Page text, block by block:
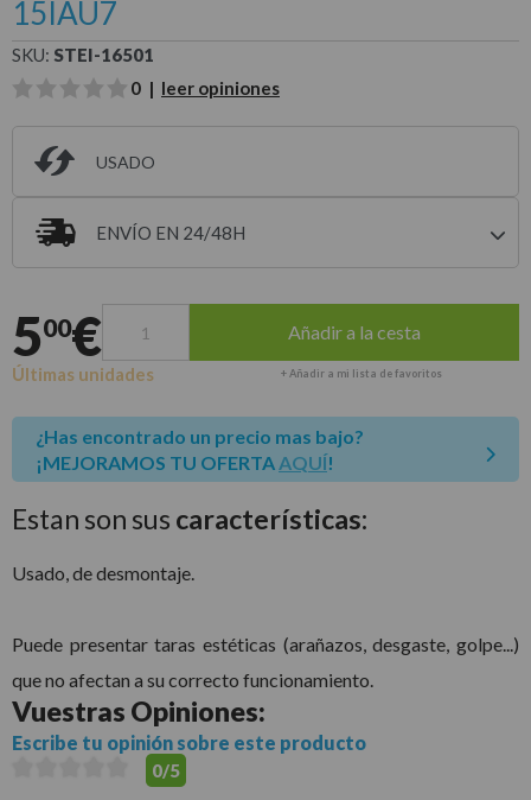
15IAU7
SKU: STEI-16501
0 | leer opiniones
USADO
ENVÍO EN 24/48H
500€ Añadir a la cesta
Últimas unidades + Añadir a mi lista de favoritos
¿Has encontrado un precio mas bajo?
¡MEJORAMOS TU OFERTA AQUÍ!
Estan son sus características:
Usado, de desmontaje.
Puede presentar taras estéticas (arañazos, desgaste, golpe...)
que no afectan a su correcto funcionamiento.
Vuestras Opiniones:
Escribe tu opinión sobre este producto
0/5